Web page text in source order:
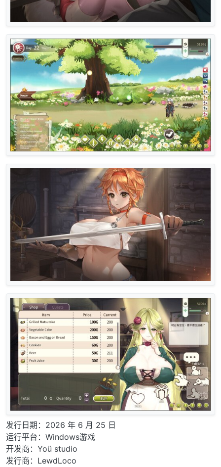
发行日期：2026 年 6 月 25 日
运行平台：Windows游戏
开发商：Yoü studio
发行商：LewdLoco